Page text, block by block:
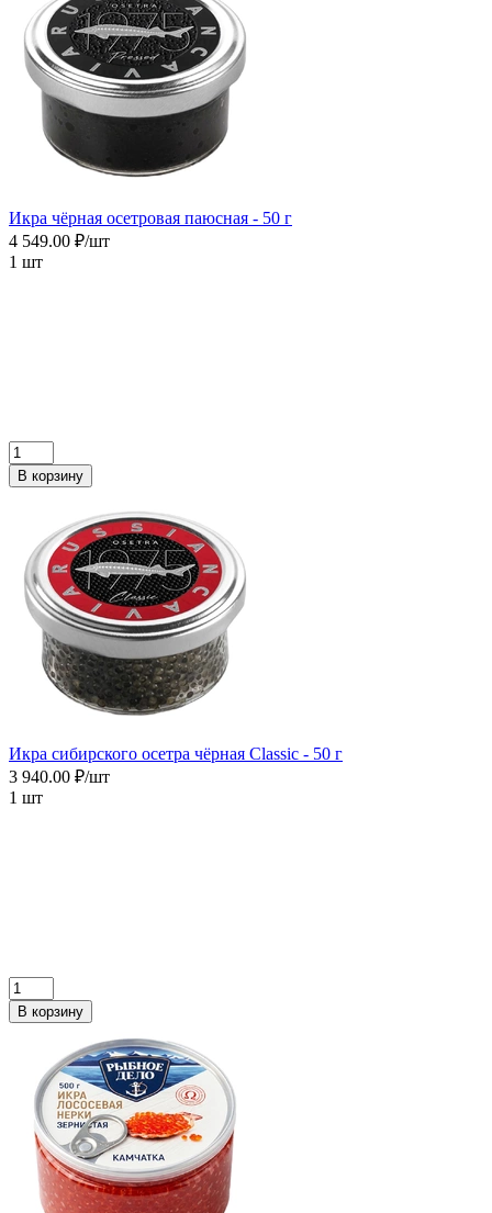
Икра чёрная осетровая паюсная - 50 г
4 549.00 ₽/шт
1 шт
В корзину
Икра сибирского осетра чёрная Сlassic - 50 г
3 940.00 ₽/шт
1 шт
В корзину